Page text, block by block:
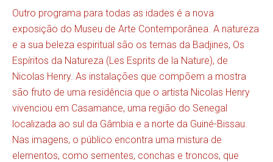
Outro programa para todas as idades é a nova
exposição do Museu de Arte Contemporânea. A natureza
e a sua beleza espiritual são os temas da Badjines, Os
Espíritos da Natureza (Les Esprits de la Nature), de
Nicolas Henry. As instalações que compõem a mostra
são fruto de uma residência que o artista Nicolas Henry
vivenciou em Casamance, uma região do Senegal
localizada ao sul da Gâmbia e a norte da Guiné-Bissau.
Nas imagens, o público encontra uma mistura de
elementos, como sementes, conchas e troncos, que